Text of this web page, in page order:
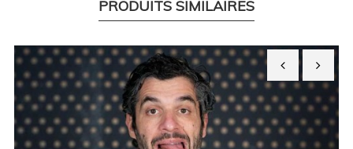
PRODUITS SIMILAIRES
›